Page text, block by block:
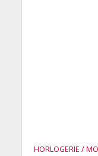
HORLOGERIE /